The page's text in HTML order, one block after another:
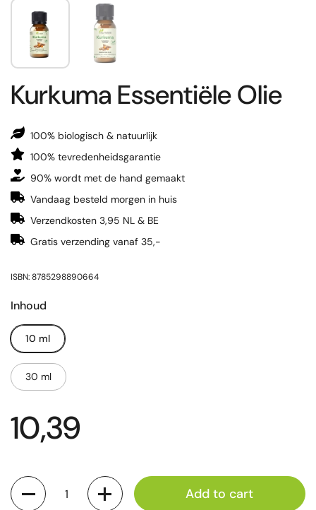
Kurkuma Essentiële Olie
100% biologisch & natuurlijk
100% tevredenheidsgarantie
90% wordt met de hand gemaakt
Vandaag besteld morgen in huis
Verzendkosten 3,95 NL & BE
Gratis verzending vanaf 35,-
ISBN: 8785298890664
Inhoud
10 ml
30 ml
10,39
Quantity
Add to cart